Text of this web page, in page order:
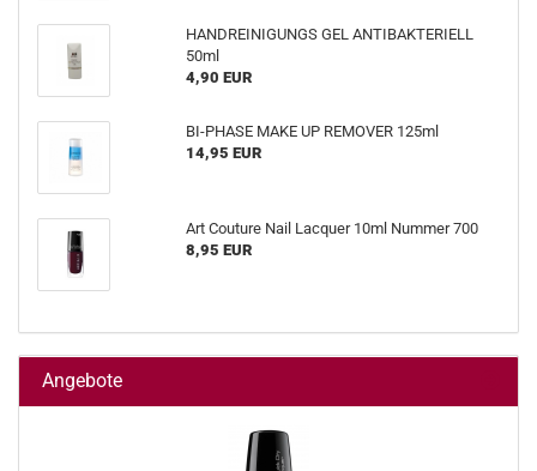
HANDREINIGUNGS GEL ANTIBAKTERIELL
50ml
4,90 EUR
BI-PHASE MAKE UP REMOVER 125ml
14,95 EUR
Art Couture Nail Lacquer 10ml Nummer 700
8,95 EUR
Angebote